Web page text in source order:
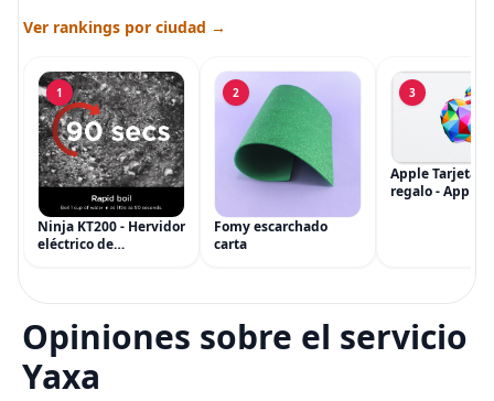
Ver rankings por ciudad →
1
Ninja KT200 - Hervidor
eléctrico de
ajuste de temperatura
de Acero
2
Fomy escarchado
carta
3
Apple Tarjeta
regalo - App
Opiniones sobre el servicio
Yaxa